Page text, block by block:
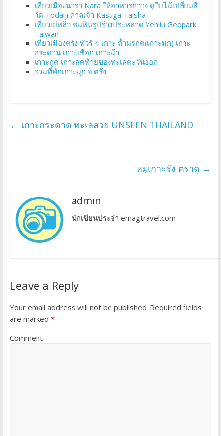
เที่ยวเมืองนารา Nara ให้อาหารกวาง ดูใบไม้เปลี่ยนสี
วัด Todaiji ศาลเจ้า Kasuga Taisha
เที่ยวเย่หลิว ชมหินรูปร่างประหลาด Yehliu Geopark
Taiwan
เที่ยวเมืองตรัง ทัวร์ 4 เกาะ ถ้ำมรกต(เกาะมุก) เกาะ
กระดาน เกาะเชือก เกาะม้า
เกาะกูด เกาะสุดท้ายของทะเลตะวันออก
รวมที่พักเกาะมุก จ.ตรัง
← เกาะกระดาด ทะเลสวย UNSEEN THAILAND
หมู่เกาะรัง ตราด →
admin
นักเขียนประจำ emagtravel.com
Leave a Reply
Your email address will not be published. Required fields
are marked *
Comment